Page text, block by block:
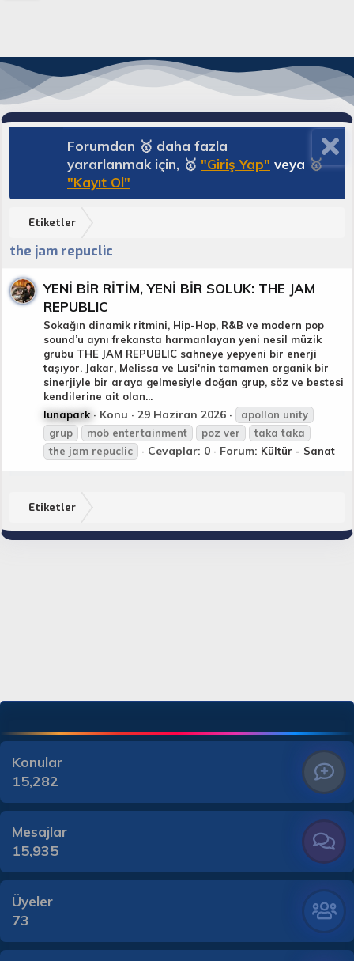
Forumdan 🥇 daha fazla
yararlanmak için, 🥇 "Giriş Yap" veya 🥇
"Kayıt Ol"
Etiketler
the jam repuclic
YENİ BİR RİTİM, YENİ BİR SOLUK: THE JAM
REPUBLIC
Sokağın dinamik ritmini, Hip-Hop, R&B ve modern pop
sound’u aynı frekansta harmanlayan yeni nesil müzik
grubu THE JAM REPUBLIC sahneye yepyeni bir enerji
taşıyor. Jakar, Melissa ve Lusi'nin tamamen organik bir
sinerjiyle bir araya gelmesiyle doğan grup, söz ve bestesi
kendilerine ait olan...
lunapark
Konu 29 Haziran 2026
apollon unity
grup
mob entertainment poz ver
taka taka
the jam repuclic Cevaplar: 0 Forum: Kültür - Sanat
Etiketler
Konular
15,282
Mesajlar
15,935
Üyeler
73